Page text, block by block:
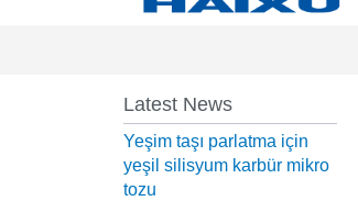
Latest News
Yeşim taşı parlatma için
yeşil silisyum karbür mikro
tozu